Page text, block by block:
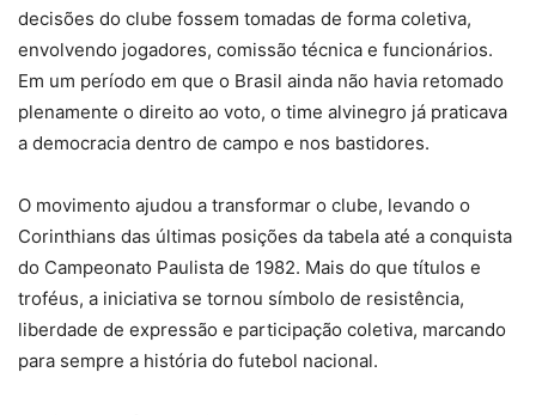
decisões do clube fossem tomadas de forma coletiva,
envolvendo jogadores, comissão técnica e funcionários.
Em um período em que o Brasil ainda não havia retomado
plenamente o direito ao voto, o time alvinegro já praticava
a democracia dentro de campo e nos bastidores.
O movimento ajudou a transformar o clube, levando o
Corinthians das últimas posições da tabela até a conquista
do Campeonato Paulista de 1982. Mais do que títulos e
troféus, a iniciativa se tornou símbolo de resistência,
liberdade de expressão e participação coletiva, marcando
para sempre a história do futebol nacional.